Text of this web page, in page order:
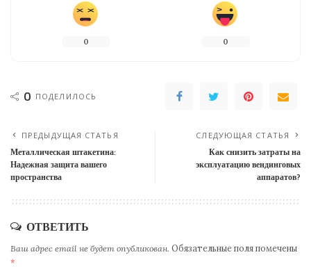
0 0
0 ПОДЕЛИЛОСЬ
ПРЕДЫДУЩАЯ СТАТЬЯ
Металлическая штакетина:
Надежная защита вашего
пространства
СЛЕДУЮЩАЯ СТАТЬЯ
Как снизить затраты на
эксплуатацию вендинговых
аппаратов?
ОТВЕТИТЬ
Ваш адрес email не будет опубликован. Обязательные поля помечены
*